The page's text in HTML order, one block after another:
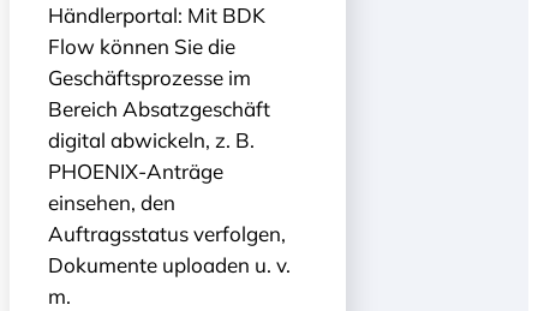
Händlerportal: Mit BDK
Flow können Sie die
Geschäfts­prozesse im
Bereich Absatz­geschäft
digital abwickeln, z. B.
PHOENIX-Anträge
einsehen, den
Auftragsstatus verfolgen,
Dokumente uploaden u. v.
m.